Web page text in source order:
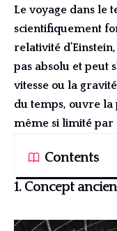
Le voyage dans le
scientifiquement
relativité
pas absolu et peut
vitesse ou la
du temps, ouvre
même si limité par
Contents
1. Concept